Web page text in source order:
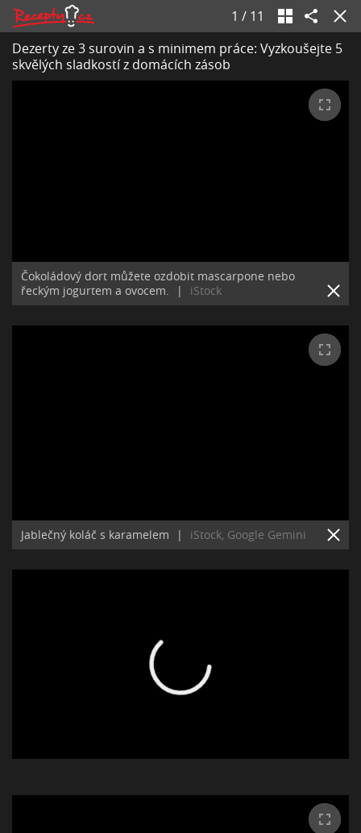
1 / 11
Dezerty ze 3 surovin a s minimem práce: Vyzkoušejte 5
skvělých sladkostí z domácích zásob
Čokoládový dort můžete ozdobit mascarpone nebo
řeckým jogurtem a ovocem.
| iStock
Jablečný koláč s karamelem | iStock, Google Gemini